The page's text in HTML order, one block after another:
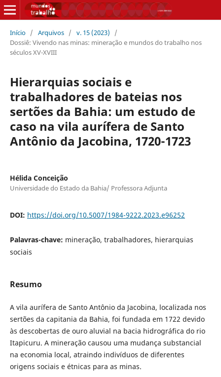
Início / Arquivos / v. 15 (2023)
/
Dossiê: Vivendo nas minas: mineração e mundos do trabalho nos
séculos XV-XVIII
Hierarquias sociais e
trabalhadores de bateias nos
sertões da Bahia: um estudo de
caso na vila aurífera de Santo
Antônio da Jacobina, 1720-1723
Hélida Conceição
Universidade do Estado da Bahia/ Professora Adjunta
DOI: https://doi.org/10.5007/1984-9222.2023.e96252
Palavras-chave: mineração, trabalhadores, hierarquias
sociais
Resumo
A vila aurífera de Santo Antônio da Jacobina, localizada nos
sertões da capitania da Bahia, foi fundada em 1722 devido
às descobertas de ouro aluvial na bacia hidrográfica do rio
Itapicuru. A mineração causou uma mudança substancial
na economia local, atraindo indivíduos de diferentes
origens sociais e étnicas para as minas.